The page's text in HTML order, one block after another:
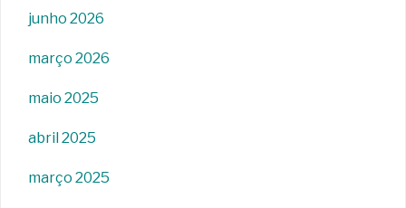
junho 2026
março 2026
maio 2025
abril 2025
março 2025